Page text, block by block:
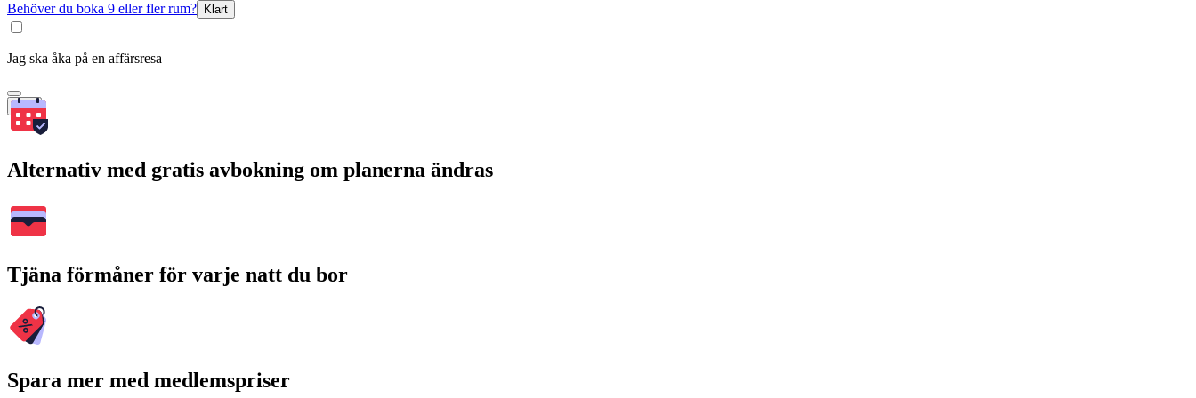
Behöver du boka 9 eller fler rum? Klart
Jag ska åka på en affärsresa
Sök
Alternativ med gratis avbokning om planerna ändras
Tjäna förmåner för varje natt du bor
Spara mer med medlemspriser